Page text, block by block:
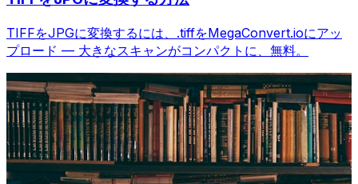
TIFFをJPGに変換するには、.tiffをMegaConvert.ioにアッ
プロード — 大きなスキャンがコンパクトに、無料。